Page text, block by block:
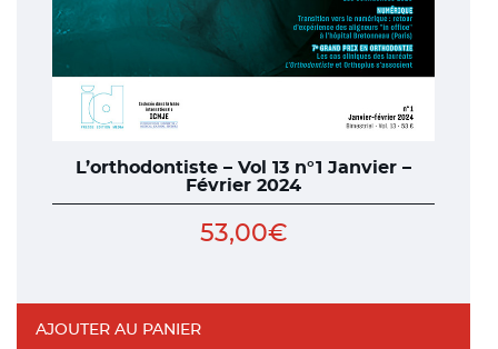
L’orthodontiste – Vol 13 n°1 Janvier –
Février 2024
53,00€
AJOUTER AU PANIER